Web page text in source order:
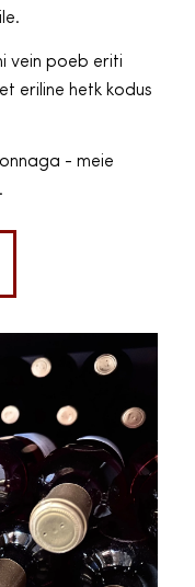
vein poeb eriti
eriline hetk kodus
- meie